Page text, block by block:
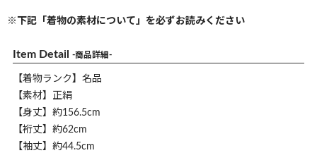
※下記「着物の素材について」を必ずお読みください
Item Detail -商品詳細-
【着物ランク】名品
【素材】正絹
【身丈】約156.5cm
【裄丈】約62cm
【袖丈】約44.5cm